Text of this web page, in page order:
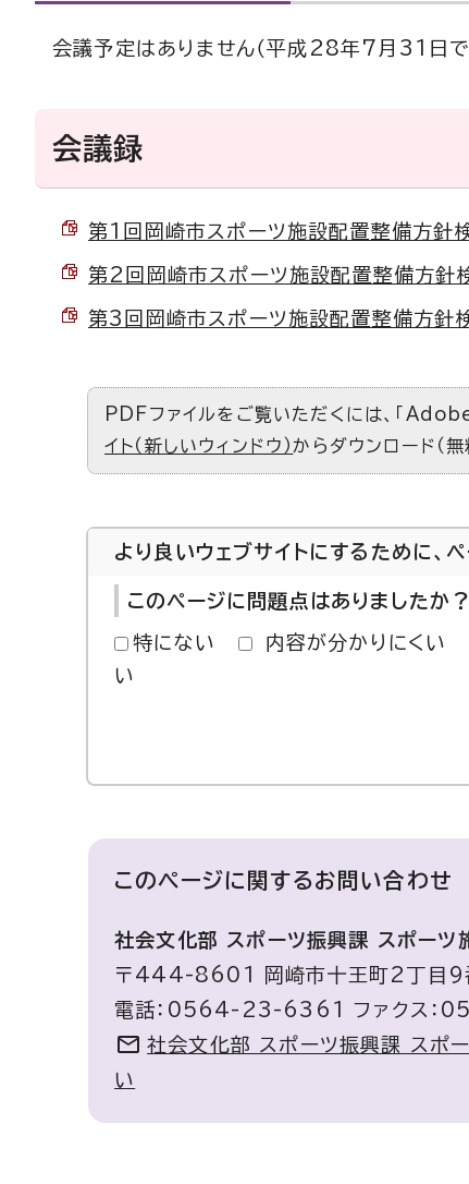
会議予定はありません（平成28年7月31日で
会議録
第1回岡崎市スポーツ施設配置整備方
第2回岡崎市スポーツ施設配置整備方
第3回岡崎市スポーツ施設配置整備方
PDFファイルをご覧いただくには、「
イト（新しいウィンドウ）からダウンロード（無
より良いウェブサイトにするために、
このページに問題点はありましたか？
特にない 内容が分かりにくい
い
このページに関するお問い合わせ
社会文化部 スポーツ振興課 スポーツ
〒444-8601 岡崎市十王町2丁目9番
電話：0564-23-6361 ファクス
社会文化部 スポーツ振興課 スポ
い